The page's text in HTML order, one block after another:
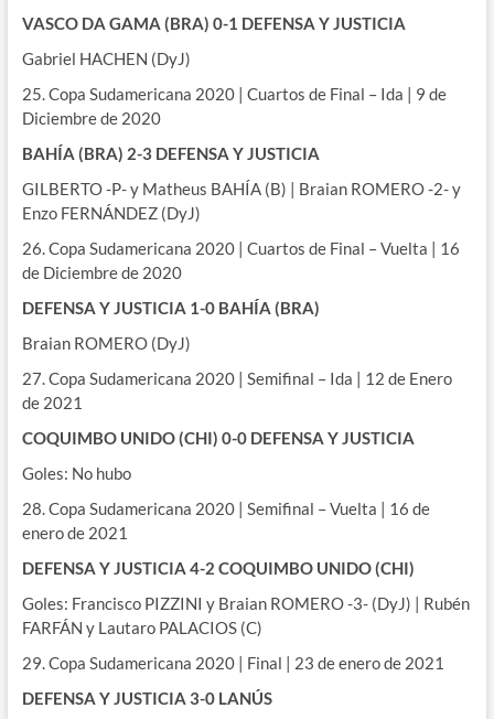
VASCO DA GAMA (BRA) 0-1 DEFENSA Y JUSTICIA
Gabriel HACHEN (DyJ)
25. Copa Sudamericana 2020 | Cuartos de Final – Ida | 9 de
Diciembre de 2020
BAHÍA (BRA) 2-3 DEFENSA Y JUSTICIA
GILBERTO -P- y Matheus BAHÍA (B) | Braian ROMERO -2- y
Enzo FERNÁNDEZ (DyJ)
26. Copa Sudamericana 2020 | Cuartos de Final – Vuelta | 16
de Diciembre de 2020
DEFENSA Y JUSTICIA 1-0 BAHÍA (BRA)
Braian ROMERO (DyJ)
27. Copa Sudamericana 2020 | Semifinal – Ida | 12 de Enero
de 2021
COQUIMBO UNIDO (CHI) 0-0 DEFENSA Y JUSTICIA
Goles: No hubo
28. Copa Sudamericana 2020 | Semifinal – Vuelta | 16 de
enero de 2021
DEFENSA Y JUSTICIA 4-2 COQUIMBO UNIDO (CHI)
Goles: Francisco PIZZINI y Braian ROMERO -3- (DyJ) | Rubén
FARFÁN y Lautaro PALACIOS (C)
29. Copa Sudamericana 2020 | Final | 23 de enero de 2021
DEFENSA Y JUSTICIA 3-0 LANÚS